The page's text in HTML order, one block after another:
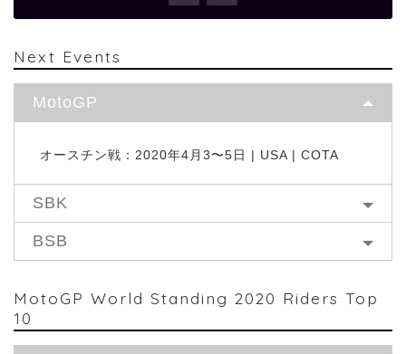
Next Events
MotoGP
オースチン戦：2020年4月3〜5日 | USA | COTA
SBK
BSB
MotoGP World Standing 2020 Riders Top
10